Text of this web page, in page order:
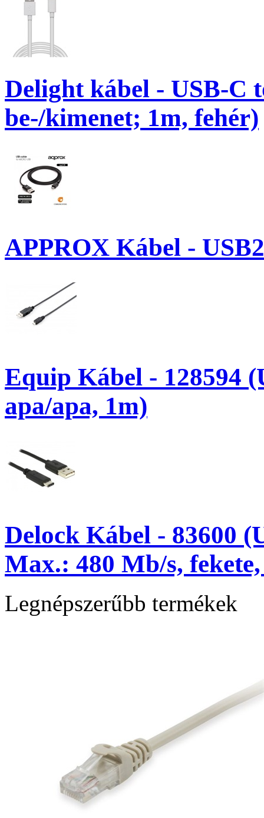
Delight kábel - USB-C
be-/kimenet; 1m, fehér)
APPROX Kábel -
Equip Kábel - 128594
apa/apa, 1m)
Delock Kábel - 83600
Max.: 480 Mb/s,
Legnépszerűbb termékek